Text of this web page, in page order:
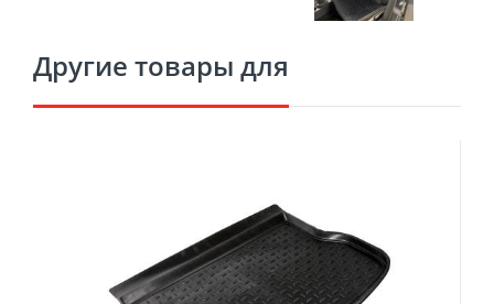
Другие товары для